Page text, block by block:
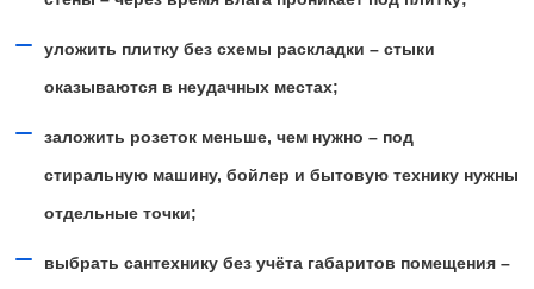
уложить плитку без схемы раскладки – стыки
оказываются в неудачных местах;
заложить розеток меньше, чем нужно – под
стиральную машину, бойлер и бытовую технику нужны
отдельные точки;
выбрать сантехнику без учёта габаритов помещения –